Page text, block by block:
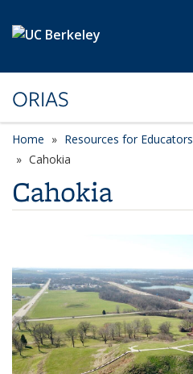
ORIAS
Home Resources for Educators
Cahokia
Cahokia